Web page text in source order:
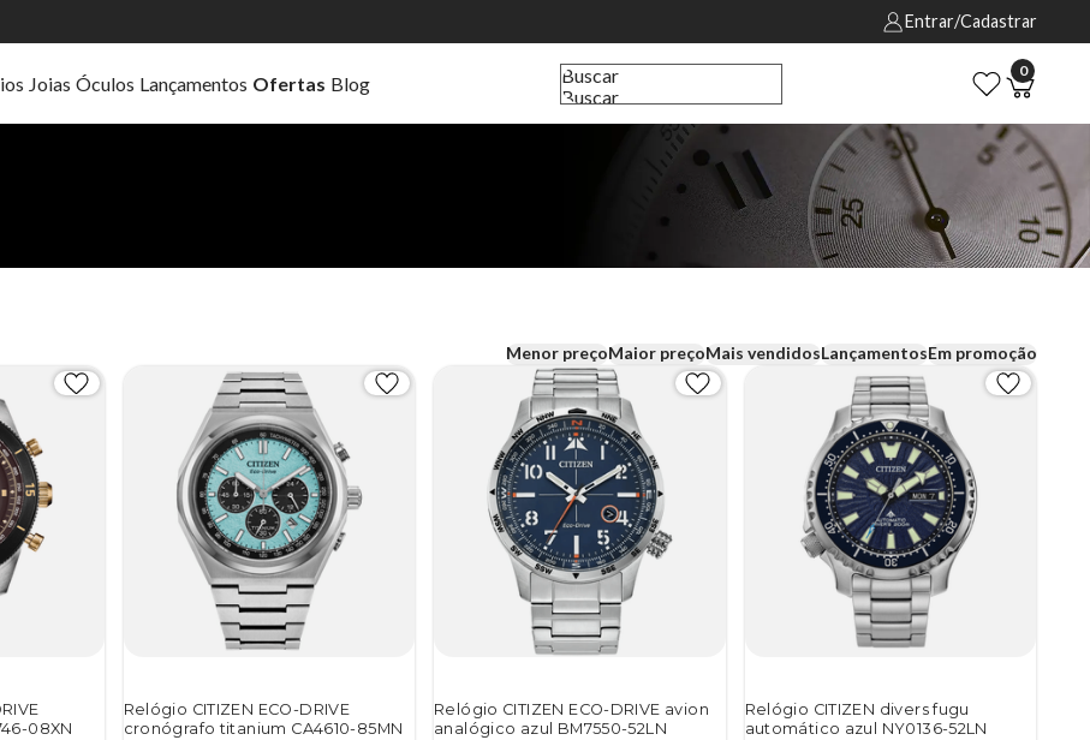
Entrar/Cadastrar
Joias Óculos Lançamentos Ofertas Blog
Buscar
Buscar
0
Menor preçoMaior preçoMais vendidosLançamentosEm promoção
08XN
Relógio CITIZEN ECO-DRIVE
cronógrafo titanium CA4610-85MN
Relógio CITIZEN ECO-DRIVE avion
analógico azul BM7550-52LN
Relógio CITIZEN divers fugu
automático azul NY0136-52LN